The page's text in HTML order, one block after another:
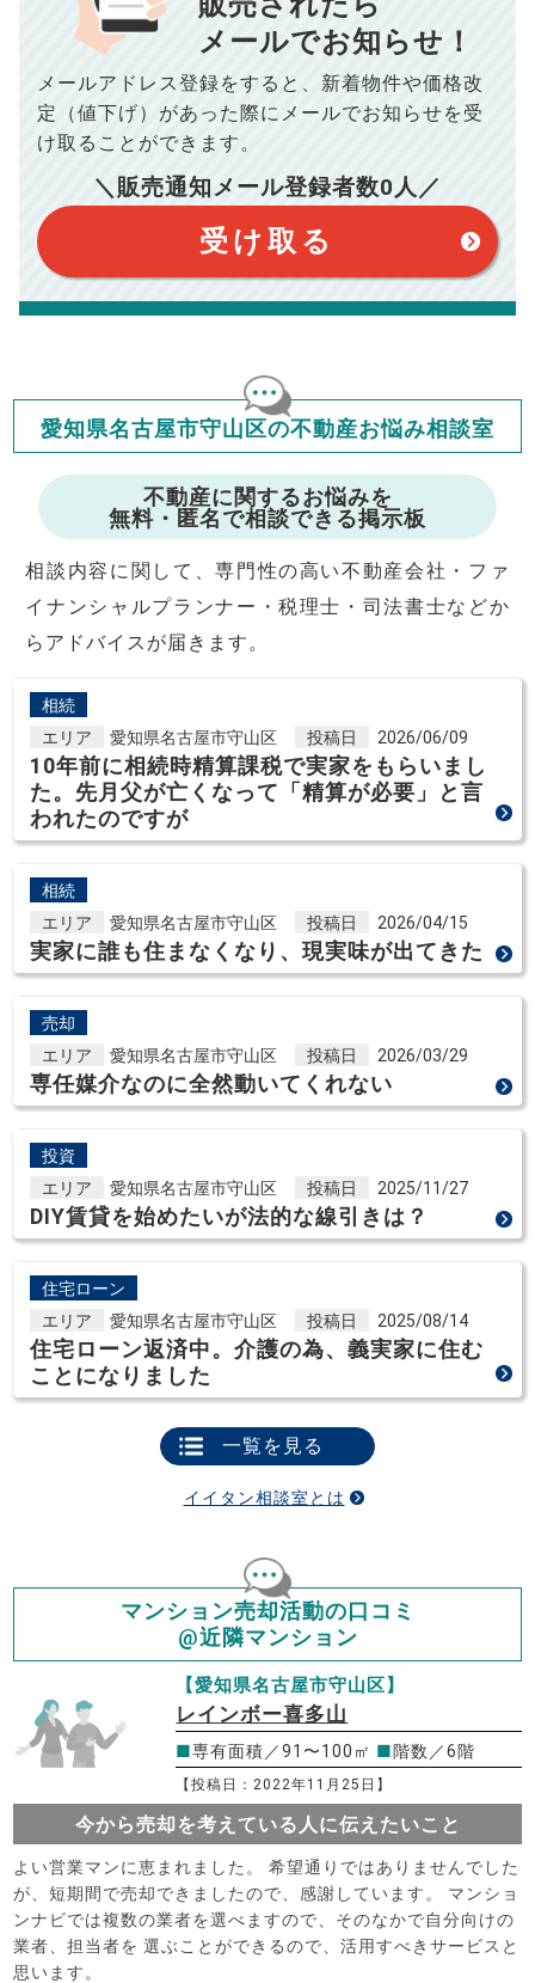
年間の支払額 10,005 円
総支払額 100,050 円
このシミュレーターは元利均等返済方式で試算しています。
このシミュレーターは、四捨五入にて計算しております。
このシミュレーターはお借り入れの全期間で金利が変わらない設
このシミュレーターでの結果は、お借り入れを保証するものでは
ありません。
このシミュレーターをご利用された方の、いかなる損害について
ますが、お借り入れの際に各金融機関にご相談ください。
会員マイページでは
修繕費・管理費の計算もできます
※購入価格よりも売却価格が高い場合、譲渡所得税が発生する
場合がございます。詳しくは最寄りの税務署などにご確認く
※シミュレーター結果はあくまでも概算であり、手残り金額を
保証するものではございません。
※上記売却費用には、住所変更登記の費用、引っ越し費用、住
宅ローンの一括繰上返済の手数料等は含まれておりませんの
で予めご了承ください。
おります。（物件価格×3%＋6万円＋消費税）
メールでお知らせ！
メールアドレス登録をすると、 新着物件や価格改
定（値下げ）があった際に メールでお知らせを受
け取ることができます。
＼販売通知メール登録者数0 人／
受け取る
愛知県名古屋市守山区の不動産お悩み相談室
不動産に関するお悩みを
無料・匿名で相談できる掲示板
相談内容に関して、専門性の高い不動産会社・ファ
イナンシャルプランナー・税理士・司法書士などか
らアドバイスが届きます。
相続
エリア
愛知県名古屋市守山区 投稿日 2026/06/09
10年前に相続時精算課税で実家をもらいまし
た。先月父が亡くなって「精算が必要」と言
われたのですが
相続
エリア
愛知県名古屋市守山区 投稿日 2026/04/15
実家に誰も住まなくなり、現実味が出てきた
売却
エリア
愛知県名古屋市守山区 投稿日 2026/03/29
専任媒介なのに全然動いてくれない
投資
エリア
愛知県名古屋市守山区 投稿日 2025/11/27
DIY賃貸を始めたいが法的な線引きは？
住宅ローン
エリア
愛知県名古屋市守山区 投稿日 2025/08/14
住宅ローン返済中。介護の為、義実家に住む
ことになりました
一覧を見る
イイタン相談室とは
マンション売却活動の口コミ
@近隣マンション
【愛知県名古屋市守山区】
レインボー喜多山
■専有面積／91〜100㎡ ■階数／6階
【投稿日：2022年11月25日】
今から売却を考えている人に伝えたいこと
よい営業マンに恵まれました。 希望通りではありませんでした
が、短期間で売却できましたので、感謝しています。 マンショ
ンナビでは複数の業者を選べますので、そのなかで自分向けの
業者、担当者を 選ぶことができるので、活用すべきサービスと
思います。